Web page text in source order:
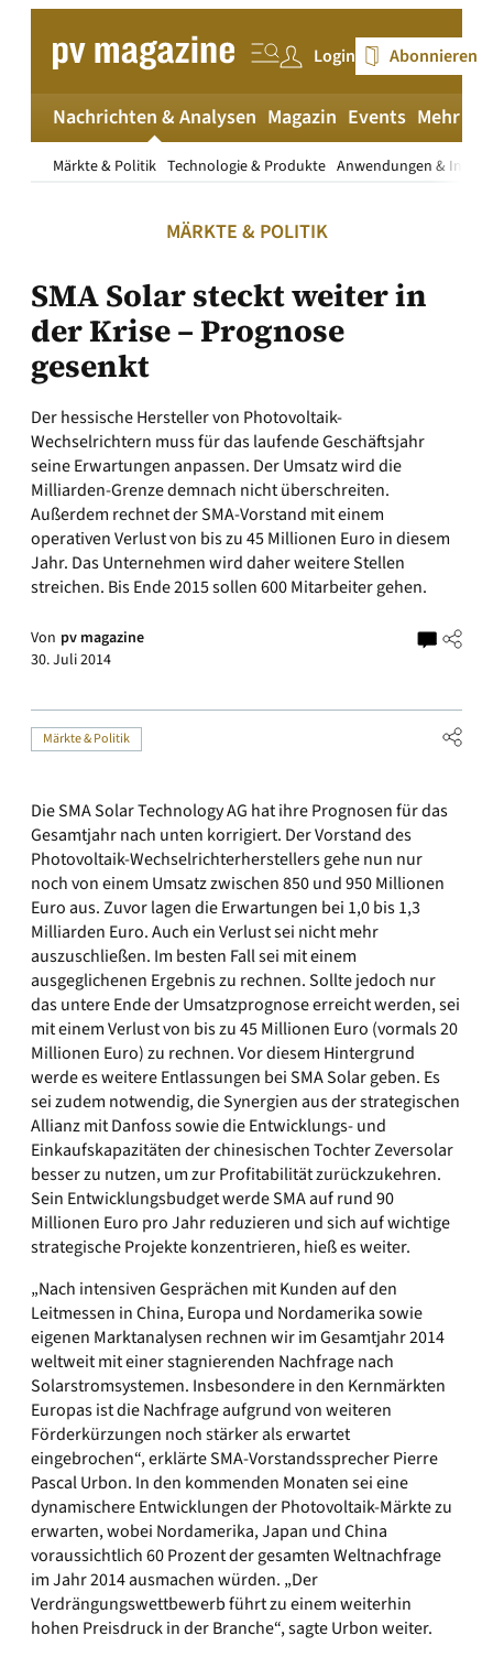
springen
Login Abonnieren
Nachrichten & Analysen
Märkte & Politik Technologie & Produkte Anwendungen &
Magazin Events Mehr
MÄRKTE & POLITIK
SMA Solar steckt weiter in
der Krise – Prognose
gesenkt
Der hessische Hersteller von Photovoltaik-
Wechselrichtern muss für das laufende Geschäftsjahr
seine Erwartungen anpassen. Der Umsatz wird die
Milliarden-Grenze demnach nicht überschreiten.
Außerdem rechnet der SMA-Vorstand mit einem
operativen Verlust von bis zu 45 Millionen Euro in diesem
Jahr. Das Unternehmen wird daher weitere Stellen
streichen. Bis Ende 2015 sollen 600 Mitarbeiter gehen.
Von pv magazine
30. Juli 2014
Märkte & Politik
Die SMA Solar Technology AG hat ihre Prognosen für das
Gesamtjahr nach unten korrigiert. Der Vorstand des
Photovoltaik-Wechselrichterherstellers gehe nun nur
noch von einem Umsatz zwischen 850 und 950 Millionen
Euro aus. Zuvor lagen die Erwartungen bei 1,0 bis 1,3
Milliarden Euro. Auch ein Verlust sei nicht mehr
auszuschließen. Im besten Fall sei mit einem
ausgeglichenen Ergebnis zu rechnen. Sollte jedoch nur
das untere Ende der Umsatzprognose erreicht werden, sei
mit einem Verlust von bis zu 45 Millionen Euro (vormals 20
Millionen Euro) zu rechnen. Vor diesem Hintergrund
werde es weitere Entlassungen bei SMA Solar geben. Es
sei zudem notwendig, die Synergien aus der strategischen
Allianz mit Danfoss sowie die Entwicklungs- und
Einkaufskapazitäten der chinesischen Tochter Zeversolar
besser zu nutzen, um zur Profitabilität zurückzukehren.
Sein Entwicklungsbudget werde SMA auf rund 90
Millionen Euro pro Jahr reduzieren und sich auf wichtige
strategische Projekte konzentrieren, hieß es weiter.
„Nach intensiven Gesprächen mit Kunden auf den
Leitmessen in China, Europa und Nordamerika sowie
eigenen Marktanalysen rechnen wir im Gesamtjahr 2014
weltweit mit einer stagnierenden Nachfrage nach
Solarstromsystemen. Insbesondere in den Kernmärkten
Europas ist die Nachfrage aufgrund von weiteren
Förderkürzungen noch stärker als erwartet
eingebrochen“, erklärte SMA-Vorstandssprecher Pierre
Pascal Urbon. In den kommenden Monaten sei eine
dynamischere Entwicklungen der Photovoltaik-Märkte zu
erwarten, wobei Nordamerika, Japan und China
voraussichtlich 60 Prozent der gesamten Weltnachfrage
im Jahr 2014 ausmachen würden. „Der
Verdrängungswettbewerb führt zu einem weiterhin
hohen Preisdruck in der Branche“, sagte Urbon weiter.